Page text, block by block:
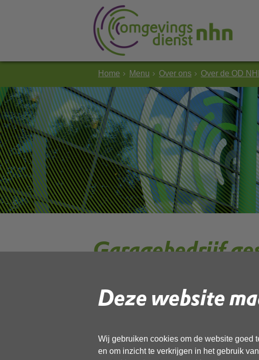
Deze website
Wij gebruiken cookies om de website goed
en om inzicht te verkrijgen in het gebruik
Home Menu Over ons Over de OD
Garagebedrijf
aangehouden. De actie werd ondersteund
landelijk informatiecentrum